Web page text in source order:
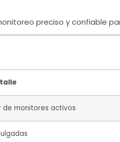
preciso y confiable
de monitores activos